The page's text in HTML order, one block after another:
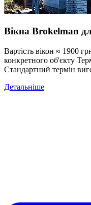
Вікна Brokelman
Вартість вікон ≈ 1900
конкретного об'єкту
Стандартний термін
Детальніше